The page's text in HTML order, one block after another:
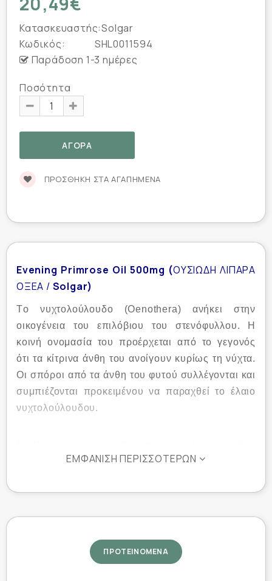
Κατασκευαστής:Solgar
Κωδικός:
SHL0011594
Παράδοση 1-3 ημέρες
Ποσότητα
ΠΡΟΣΘΉΚΗ ΣΤΑ ΑΓΑΠΗΜΈΝΑ
Evening Primrose Oil 500mg (ΟΥΣΙΩΔΗ ΛΙΠΑΡΑ
ΟΞΕΑ / Solgar)
Tο νυχτολούλουδο (Oenothera) ανήκει στην
οικογένεια του επιλόβιου του στενόφυλλου. Η
κοινή ονομασία του προέρχεται από το γεγονός
ότι τα κίτρινα άνθη του ανοίγουν κυρίως τη νύχτα.
Οι σπόροι από τα άνθη του φυτού συλλέγονται και
συμπιέζονται προκειμένου να παραχθεί το έλαιο
νυχτολούλουδου.
είναι μία από τις λίγες φυσικές πηγές του
(GLA). Το GLA ανήκει στα Ωμέγα-6 λιπαρά οξέα
στη ρύθμιση του καρδιαγγειακού, του νευρικού και
του αναπαραγωγικού συστήματος.
ΕΜΦΆΝΙΣΗ ΠΕΡΙΣΣΌΤΕΡΩΝ
ΠΡΟΤΕΙΝΟΜΕΝΑ